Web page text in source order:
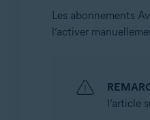
Les abonnements
l’activer
l’article